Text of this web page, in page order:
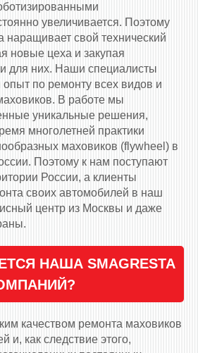
увеличивается. Поэтому
наращивает свой технический
новые цеха и закупая
для них. Наши специалисты
по ремонту всех видов и
В работе мы
уникальные решения,
многолетней практики
маховиков (flywheel) в
Поэтому к нам поступают
России, а клиенты
своих автомобилей в наш
центр из Москвы и даже
НАША SMAGRESTA
качеством ремонта маховиков
и, как следствие этого,